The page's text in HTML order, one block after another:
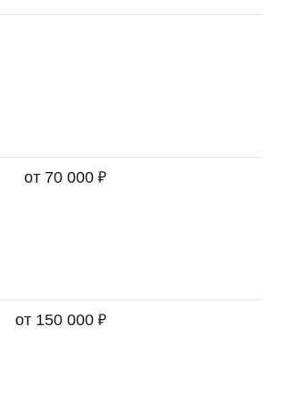
от 70 000 ₽
от 150 000 ₽